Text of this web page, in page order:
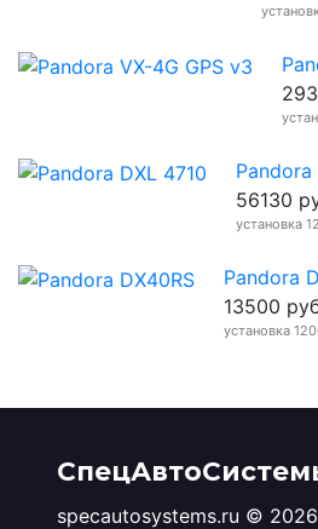
Pandora
56130
установкa
Pandora
13500
установкa
specautosystems.ru © 2026